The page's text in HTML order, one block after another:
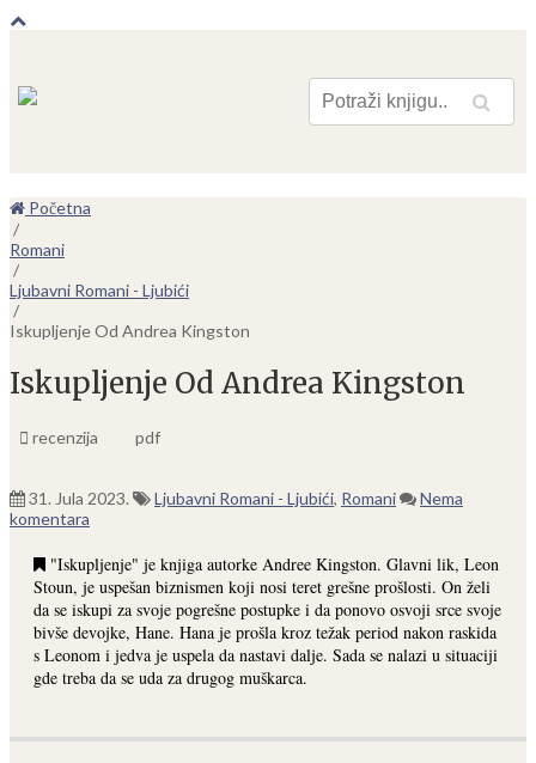
Pretraga
Početna
/
Romani
/
Ljubavni Romani - Ljubići
/
Iskupljenje Od Andrea Kingston
Iskupljenje Od Andrea Kingston
recenzija pdf
31. Jula 2023. Ljubavni Romani - Ljubići, Romani
Nema
komentara
"Iskupljenje" je knjiga autorke Andree Kingston. Glavni lik, Leon
Stoun, je uspešan biznismen koji nosi teret grešne prošlosti. On želi
da se iskupi za svoje pogrešne postupke i da ponovo osvoji srce svoje
bivše devojke, Hane. Hana je prošla kroz težak period nakon raskida
s Leonom i jedva je uspela da nastavi dalje. Sada se nalazi u situaciji
gde treba da se uda za drugog muškarca.